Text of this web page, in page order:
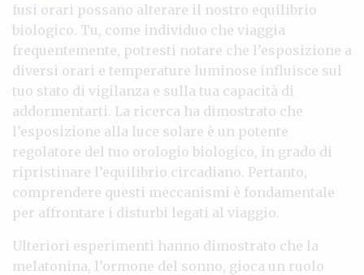
fusi orari possano alterare il nostro equilibrio
biologico. Tu, come individuo che viaggia
frequentemente, potresti notare che l’esposizione a
diversi orari e temperature luminose influisce sul
tuo stato di vigilanza e sulla tua capacità di
addormentarti. La ricerca ha dimostrato che
l’esposizione alla luce solare è un potente
regolatore del tuo orologio biologico, in grado di
ripristinare l’equilibrio circadiano. Pertanto,
comprendere questi meccanismi è fondamentale
per affrontare i disturbi legati al viaggio.
Ulteriori esperimenti hanno dimostrato che la
melatonina, l’ormone del sonno, gioca un ruolo